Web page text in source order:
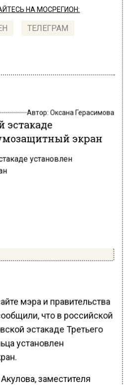
НА МОСРЕГИОН:
ТЕЛЕГРАМ
Автор: Оксана Герасимова
эстакаде
экран
мэра и правительства
что в российской
эстакаде Третьего
установлен
заместителя